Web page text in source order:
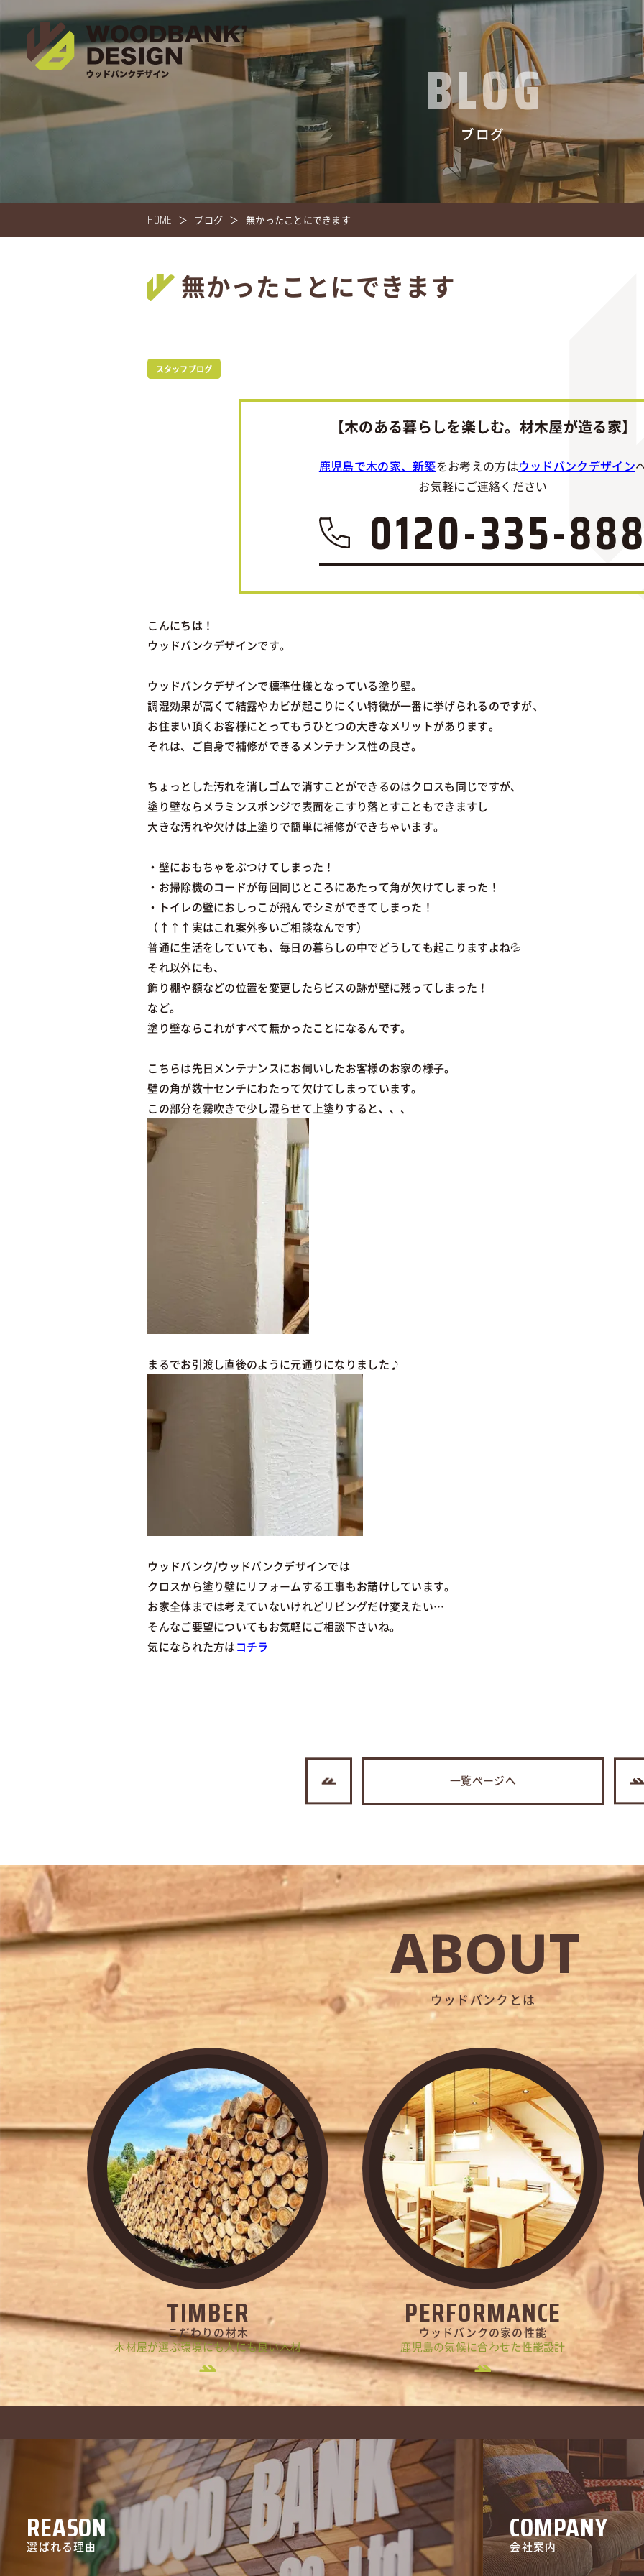
BLOG
ブログ
HOME ブログ 無かったことにできます
無かったことにできます
スタッフブログ
【木のある暮らしを楽しむ。材木屋が造る家】
鹿児島で木の家、新築をお考えの方はウッドバンクデザイン
お気軽にご連絡ください
0120-335-
こんにちは！
ウッドバンクデザインです。
ウッドバンクデザインで標準仕様となっている塗り壁。
調湿効果が高くて結露やカビが起こりにくい特徴が一番に挙げられるのですが、
お住まい頂くお客様にとってもうひとつの大きなメリットがあります。
それは、ご自身で補修ができるメンテナンス性の良さ。
ちょっとした汚れを消しゴムで消すことができるのはクロスも同じですが、
塗り壁ならメラミンスポンジで表面をこすり落とすこともできますし
大きな汚れや欠けは上塗りで簡単に補修ができちゃいます。
・壁におもちゃをぶつけてしまった！
・お掃除機のコードが毎回同じところにあたって角が欠けてしまった！
・トイレの壁におしっこが飛んでシミができてしまった！
（↑↑↑実はこれ案外多いご相談なんです）
普通に生活をしていても、毎日の暮らしの中でどうしても起こりますよね💦
それ以外にも、
飾り棚や額などの位置を変更したらビスの跡が壁に残ってしまった！
など。
塗り壁ならこれがすべて無かったことになるんです。
こちらは先日メンテナンスにお伺いしたお客様のお家の様子。
壁の角が数十センチにわたって欠けてしまっています。
この部分を霧吹きで少し湿らせて上塗りすると、、、
まるでお引渡し直後のように元通りになりました♪
ウッドバンク/ウッドバンクデザインでは
クロスから塗り壁にリフォームする工事もお請けしています。
お家全体までは考えていないけれどリビングだけ変えたい…
そんなご要望についてもお気軽にご相談下さいね。
気になられた方はコチラ
一覧ページへ
ABOUT
ウッドバンクとは
TIMBER
こだわりの材木
木材屋が選ぶ環境にも人にも良い木材
PERFORMANCE
ウッドバンクの家の性能
鹿児島の気候に合わせた性能設計
REASON
選ばれる理由 COMPANY
会社案内